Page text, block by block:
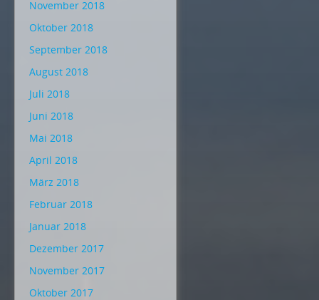
November 2018
Oktober 2018
September 2018
August 2018
Juli 2018
Juni 2018
Mai 2018
April 2018
März 2018
Februar 2018
Januar 2018
Dezember 2017
November 2017
Oktober 2017